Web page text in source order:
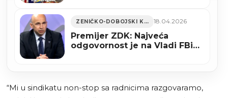
ZENIČKO-DOBOJSKI KANTON 18.04.2026
Premijer ZDK: Najveća
odgovornost je na Vladi FBiH,
“Mi u sindikatu non-stop sa radnicima razgovaramo,